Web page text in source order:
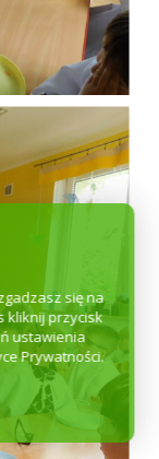
się na
kliknij przycisk
ustawienia
Prywatności.